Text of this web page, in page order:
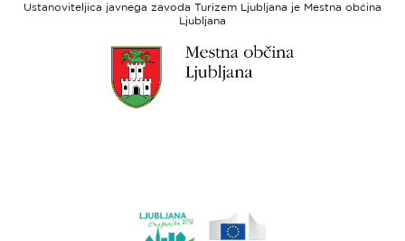
sklad
Ustanoviteljica javnega zavoda Turizem Ljubljana je Mestna občina
Ljubljana